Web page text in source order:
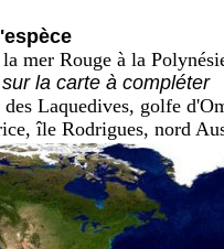
mer Rouge à la
la carte à compléter
Laquedives, golfe
île Rodrigues, nord